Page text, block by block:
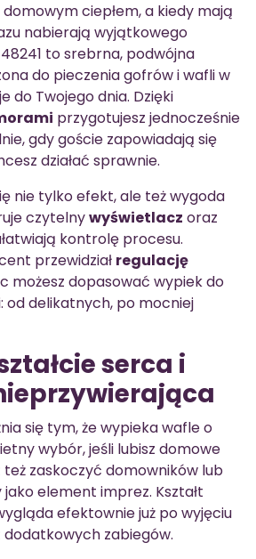
ciepłem, a kiedy mają
nabierają wyjątkowego
to srebrna, podwójna
do pieczenia gofrów i wafli w
do Twojego dnia. Dzięki
przygotujesz jednocześnie
gdy goście zapowiadają się
działać sprawnie.
nie tylko efekt, ale też wygoda
czytelnywyświetlacz oraz
kontrolę procesu.
przewidział regulację
możesz dopasować wypiek do
od delikatnych, po mocniej
serca i
się tym, że wypieka wafle o
wybór, jeśli lubisz domowe
zaskoczyć domowników lub
element imprez. Kształt
efektownie już po wyjęciu
dodatkowych zabiegów.